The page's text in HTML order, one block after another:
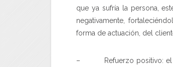
que ya sufría la persona,
negativamente,
forma de actuación, del
– Refuerzo positivo: el